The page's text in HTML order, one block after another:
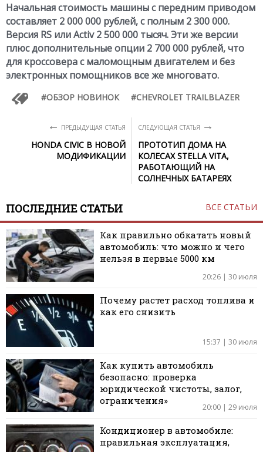
Начальная стоимость машины с передним приводом
составляет 2 000 000 рублей, с полным 2 300 000.
Версия RS или Activ 2 500 000 тысяч. Эти же версии
плюс дополнительные опции 2 700 000 рублей, что
для кроссовера с маломощным двигателем и без
электронных помощников все же многовато.
ОБЗОР НОВИНОК CHEVROLET TRAILBLAZER
← ПРЕДЫДУЩАЯ СТАТЬЯ
HONDA CIVIC В НОВОЙ
МОДИФИКАЦИИ
СЛЕДУЮЩАЯ СТАТЬЯ →
ПРОТОТИП ДОМА НА
КОЛЕСАХ STELLA VITA,
РАБОТАЮЩИЙ НА
СОЛНЕЧНЫХ БАТАРЕЯХ
ПОСЛЕДНИЕ СТАТЬИ ВСЕ СТАТЬИ
Как правильно обкатать новый
автомобиль: что можно и чего
нельзя в первые 5000 км
20:26 | 30 июля
Почему растет расход топлива и
как его снизить
15:37 | 30 июля
Как купить автомобиль
безопасно: проверка
юридической чистоты, залог,
ограничения»
20:00 | 29 июля
Кондиционер в автомобиле:
правильная эксплуатация,